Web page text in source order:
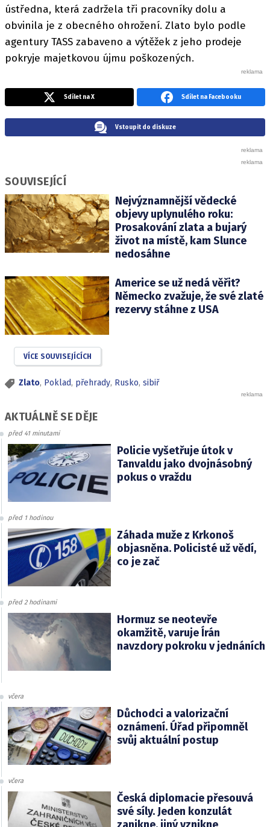
ústředna, která zadržela tři pracovníky dolu a
obvinila je z obecného ohrožení. Zlato bylo podle
agentury TASS zabaveno a výtěžek z jeho prodeje
pokryje majetkovou újmu poškozených.
Sdílet na X Sdílet na Facebooku
Vstoupit do diskuze
SOUVISEJÍCÍ
Nejvýznamnější vědecké
objevy uplynulého roku:
Prosakování zlata a bujarý
život na místě, kam Slunce
nedosáhne
Americe se už nedá věřit?
Německo zvažuje, že své zlaté
rezervy stáhne z USA
VÍCE SOUVISEJÍCÍCH
Zlato, Poklad, přehrady, Rusko, sibiř
AKTUÁLNĚ SE DĚJE
před 41 minutami
Policie vyšetřuje útok v
Tanvaldu jako dvojnásobný
pokus o vraždu
před 1 hodinou
Záhada muže z Krkonoš
objasněna. Policisté už vědí,
co je zač
před 2 hodinami
Hormuz se neotevře
okamžitě, varuje Írán
navzdory pokroku v jednáních
včera
Důchodci a valorizační
oznámení. Úřad připomněl
svůj aktuální postup
včera
Česká diplomacie přesouvá
své síly. Jeden konzulát